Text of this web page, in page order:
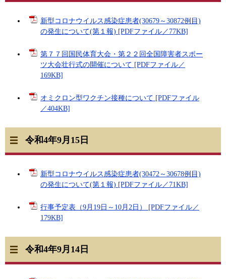
新型コロナウイルス感染症患者(30679～30872例目)
の発生について(第１報) [PDFファイル／77KB]
第７７回国民体育大会・第２２回全国障害者スポー
ツ大会壮行式の開催について [PDFファイル／
169KB]
オミクロン型ワクチン接種について [PDFファイル
／404KB]
令和4年9月15日
新型コロナウイルス感染症患者(30472～30678例目)
の発生について(第１報) [PDFファイル／71KB]
行事予定表（9月19日～10月2日） [PDFファイル／
179KB]
令和4年9月14日